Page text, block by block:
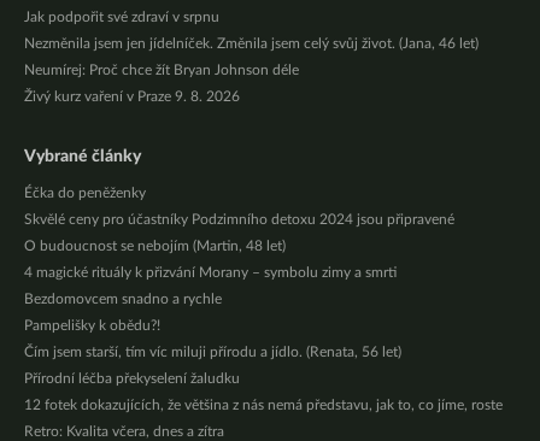
Jak podpořit své zdraví v srpnu
Nezměnila jsem jen jídelníček. Změnila jsem celý svůj život. (Jana, 46 let)
Neumírej: Proč chce žít Bryan Johnson déle
Živý kurz vaření v Praze 9. 8. 2026
Vybrané články
Éčka do peněženky
Skvělé ceny pro účastníky Podzimního detoxu 2024 jsou připravené
O budoucnost se nebojím (Martin, 48 let)
4 magické rituály k přizvání Morany – symbolu zimy a smrti
Bezdomovcem snadno a rychle
Pampelišky k obědu?!
Čím jsem starší, tím víc miluji přírodu a jídlo. (Renata, 56 let)
Přírodní léčba překyselení žaludku
12 fotek dokazujících, že většina z nás nemá představu, jak to, co jíme, roste
Retro: Kvalita včera, dnes a zítra